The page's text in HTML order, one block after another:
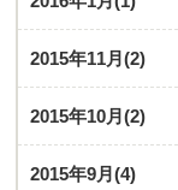
2015年11月(2)
2015年10月(2)
2015年9月(4)